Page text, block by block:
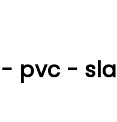
pvc -